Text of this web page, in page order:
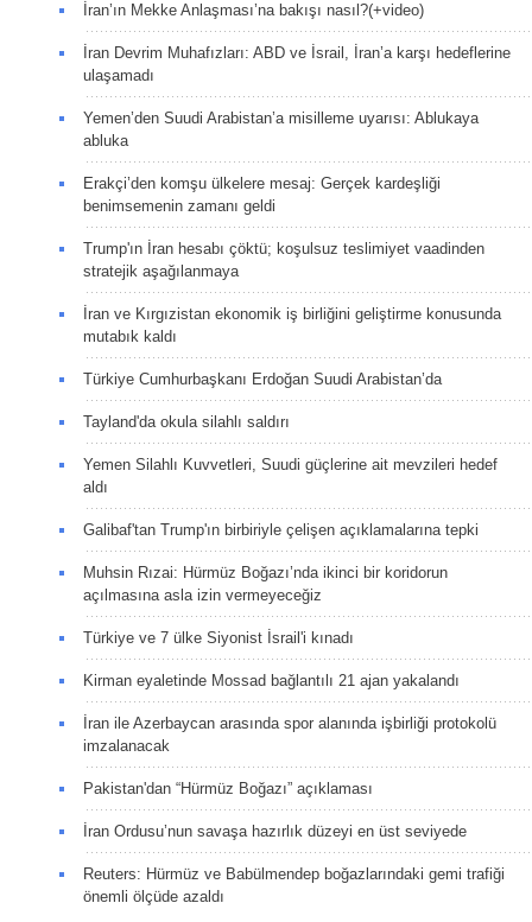
İran’ın Mekke Anlaşması’na bakışı nasıl?(+video)
İran Devrim Muhafızları: ABD ve İsrail, İran’a karşı hedeflerine
ulaşamadı
Yemen’den Suudi Arabistan’a misilleme uyarısı: Ablukaya
abluka
Erakçi’den komşu ülkelere mesaj: Gerçek kardeşliği
benimsemenin zamanı geldi
Trump'ın İran hesabı çöktü; koşulsuz teslimiyet vaadinden
stratejik aşağılanmaya
İran ve Kırgızistan ekonomik iş birliğini geliştirme konusunda
mutabık kaldı
Türkiye Cumhurbaşkanı Erdoğan Suudi Arabistan’da
Tayland'da okula silahlı saldırı
Yemen Silahlı Kuvvetleri, Suudi güçlerine ait mevzileri hedef
aldı
Galibaf'tan Trump'ın birbiriyle çelişen açıklamalarına tepki
Muhsin Rızai: Hürmüz Boğazı’nda ikinci bir koridorun
açılmasına asla izin vermeyeceğiz
Türkiye ve 7 ülke Siyonist İsrail'i kınadı
Kirman eyaletinde Mossad bağlantılı 21 ajan yakalandı
İran ile Azerbaycan arasında spor alanında işbirliği protokolü
imzalanacak
Pakistan'dan “Hürmüz Boğazı” açıklaması
İran Ordusu’nun savaşa hazırlık düzeyi en üst seviyede
Reuters: Hürmüz ve Babülmendep boğazlarındaki gemi trafiği
önemli ölçüde azaldı